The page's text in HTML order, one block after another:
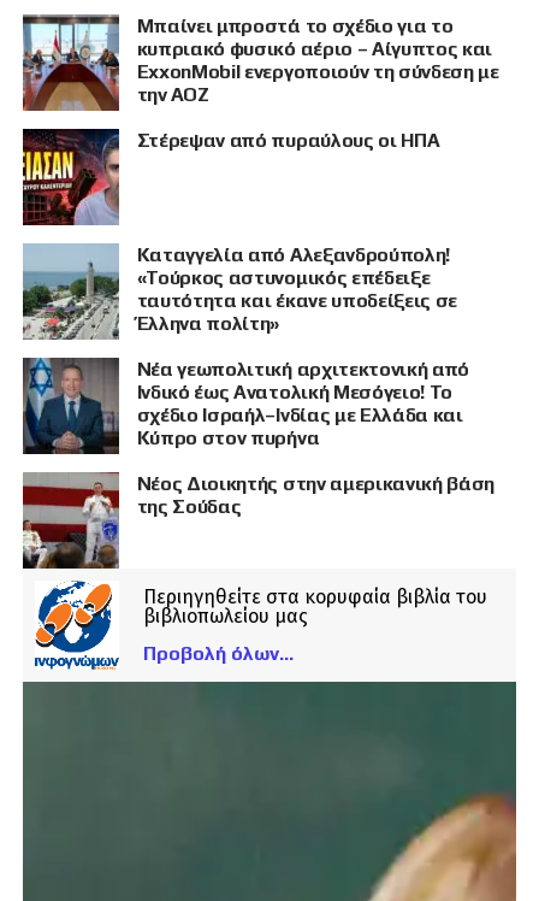
Μπαίνει μπροστά το σχέδιο για το
κυπριακό φυσικό αέριο – Αίγυπτος και
ExxonMobil ενεργοποιούν τη σύνδεση με
την ΑΟΖ
Στέρεψαν από πυραύλους οι ΗΠΑ
Καταγγελία από Αλεξανδρούπολη!
«Τούρκος αστυνομικός επέδειξε
ταυτότητα και έκανε υποδείξεις σε
Έλληνα πολίτη»
Νέα γεωπολιτική αρχιτεκτονική από
Ινδικό έως Ανατολική Μεσόγειο! Το
σχέδιο Ισραήλ–Ινδίας με Ελλάδα και
Κύπρο στον πυρήνα
Νέος Διοικητής στην αμερικανική βάση
της Σούδας
Περιηγηθείτε στα κορυφαία βιβλία του
βιβλιοπωλείου μας
Προβολή όλων